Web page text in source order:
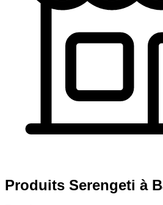
Produits Serengeti à